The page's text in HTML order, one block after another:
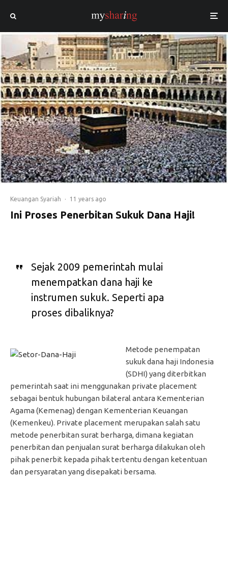
Keuangan Syariah · 11 years ago
Ini Proses Penerbitan Sukuk Dana Haji!
Sejak 2009 pemerintah mulai
menempatkan dana haji ke
instrumen sukuk. Seperti apa
proses dibaliknya?
Metode penempatan
sukuk dana haji Indonesia
(SDHI) yang diterbitkan
pemerintah saat ini menggunakan private placement
sebagai bentuk hubungan bilateral antara Kementerian
Agama (Kemenag) dengan Kementerian Keuangan
(Kemenkeu). Private placement merupakan salah satu
metode penerbitan surat berharga, dimana kegiatan
penerbitan dan penjualan surat berharga dilakukan oleh
pihak penerbit kepada pihak tertentu dengan ketentuan
dan persyaratan yang disepakati bersama.